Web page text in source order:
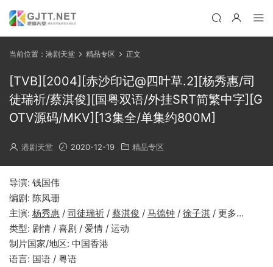
当前位置： 港剧天堂 精品专区 正文
[TVB][2004][赤沙印记@四叶草.2][杨秀惠/司
徒瑞祈/蔡淇俊][国粤双语/外挂SRT简繁中字][G
OTV源码/MKV][13集全/单集约800M]
港剧天堂 2020-12-19 精品专区
导演: 钱国伟
编剧: 陈凤珊
主演: 杨秀惠 / 司徒瑞祈 / 蔡淇俊 / 马德钟 / 徐子淇 / 更多…
类型: 剧情 / 喜剧 / 爱情 / 运动
制片国家/地区: 中国香港
语言: 国语 / 粤语